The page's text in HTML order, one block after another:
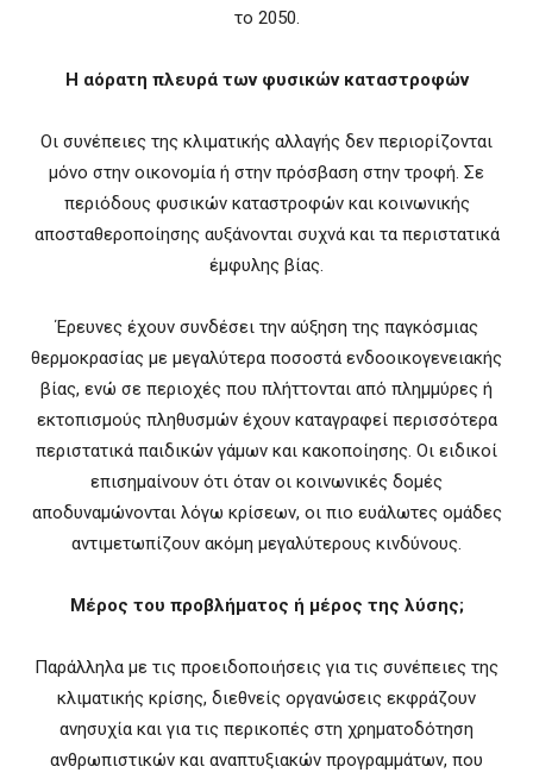
το 2050.
Η αόρατη πλευρά των φυσικών καταστροφών
Οι συνέπειες της κλιματικής αλλαγής δεν περιορίζονται
μόνο στην οικονομία ή στην πρόσβαση στην τροφή. Σε
περιόδους φυσικών καταστροφών και κοινωνικής
αποσταθεροποίησης αυξάνονται συχνά και τα περιστατικά
έμφυλης βίας.
Έρευνες έχουν συνδέσει την αύξηση της παγκόσμιας
θερμοκρασίας με μεγαλύτερα ποσοστά ενδοοικογενειακής
βίας, ενώ σε περιοχές που πλήττονται από πλημμύρες ή
εκτοπισμούς πληθυσμών έχουν καταγραφεί περισσότερα
περιστατικά παιδικών γάμων και κακοποίησης. Οι ειδικοί
επισημαίνουν ότι όταν οι κοινωνικές δομές
αποδυναμώνονται λόγω κρίσεων, οι πιο ευάλωτες ομάδες
αντιμετωπίζουν ακόμη μεγαλύτερους κινδύνους.
Μέρος του προβλήματος ή μέρος της λύσης;
Παράλληλα με τις προειδοποιήσεις για τις συνέπειες της
κλιματικής κρίσης, διεθνείς οργανώσεις εκφράζουν
ανησυχία και για τις περικοπές στη χρηματοδότηση
ανθρωπιστικών και αναπτυξιακών προγραμμάτων, που